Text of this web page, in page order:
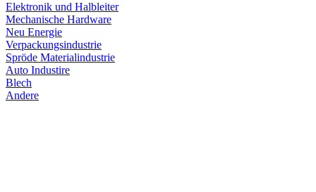
Elektronik und Halbleiter
Mechanische Hardware
Neu Energie
Verpackungsindustrie
Spröde Materialindustrie
Auto Industire
Blech
Andere